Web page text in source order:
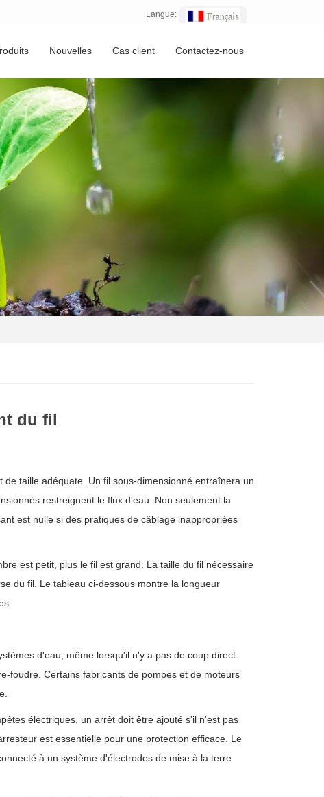
Langue:
Nouvelles Cas client Contactez-nous
du fil
taille adéquate. Un fil sous-dimensionné entraînera un
restreignent le flux d'eau. Non seulement la
est nulle si des pratiques de câblage inappropriées
est petit, plus le fil est grand. La taille du fil nécessaire
du fil. Le tableau ci-dessous montre la longueur
d'eau, même lorsqu'il n'y a pas de coup direct.
foudre. Certains fabricants de pompes et de moteurs
électriques, un arrêt doit être ajouté s'il n'est pas
est essentielle pour une protection efficace. Le
à un système d'électrodes de mise à la terre